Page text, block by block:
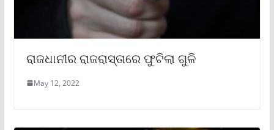
ରାଜଧାନୀର ରାଜରାସ୍ତାରେ ଫୁଟିଲା ଗୁଳି
May 12, 2022